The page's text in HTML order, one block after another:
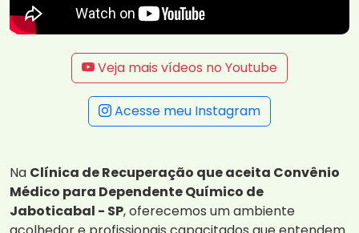
Veja mais vídeos no Youtube
Acesse meu Instagram
Na Clínica de Recuperação que aceita Convênio
Médico para Dependente Químico de
Jaboticabal - SP, oferecemos um ambiente